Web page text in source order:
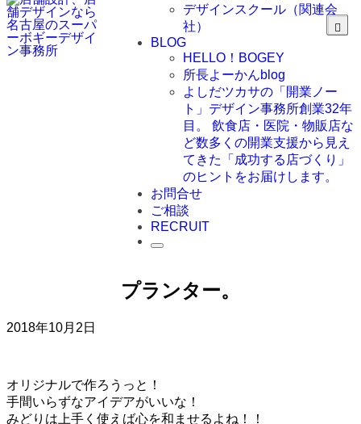
デザインスクール（関連会
社）
BLOG
HELLO！BOGEY
所長よーかんblog
よしだツカサの「開業ノー
ト」 デザイン事務所創業32年
目。 飲食店・医院・物販店な
ど数多くの開業支援から見え
てきた「成功する店づくり」
のヒントをお届けします。
お問合せ
ご相談
RECRUIT
プランター。
2018年10月2日
オリジナルで作ろうっと！
手間いらずなアイデアがいいな！
みどりは上手く使えば心を和ませるよね！！